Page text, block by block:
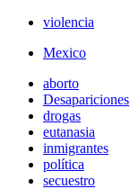
violencia
Mexico
aborto
Desapariciones
drogas
eutanasia
inmigrantes
política
secuestro